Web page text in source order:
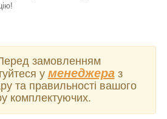
замовленням
у менеджераз
та правильності вашого
комплектуючих.